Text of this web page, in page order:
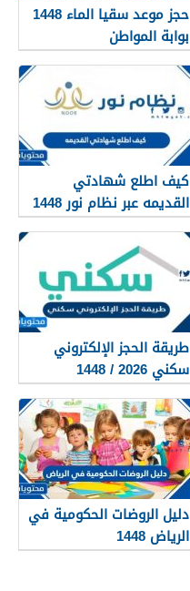
حجز موعد سقيا الماء 1448
بوابة المواطن
كيف اطلع شهادتي
القديمه عبر نظام نور 1448
طريقة الحجز الإلكتروني
سكني 2026 / 1448
بالتفصيل
دليل الروضات الحكومية في
الرياض 1448